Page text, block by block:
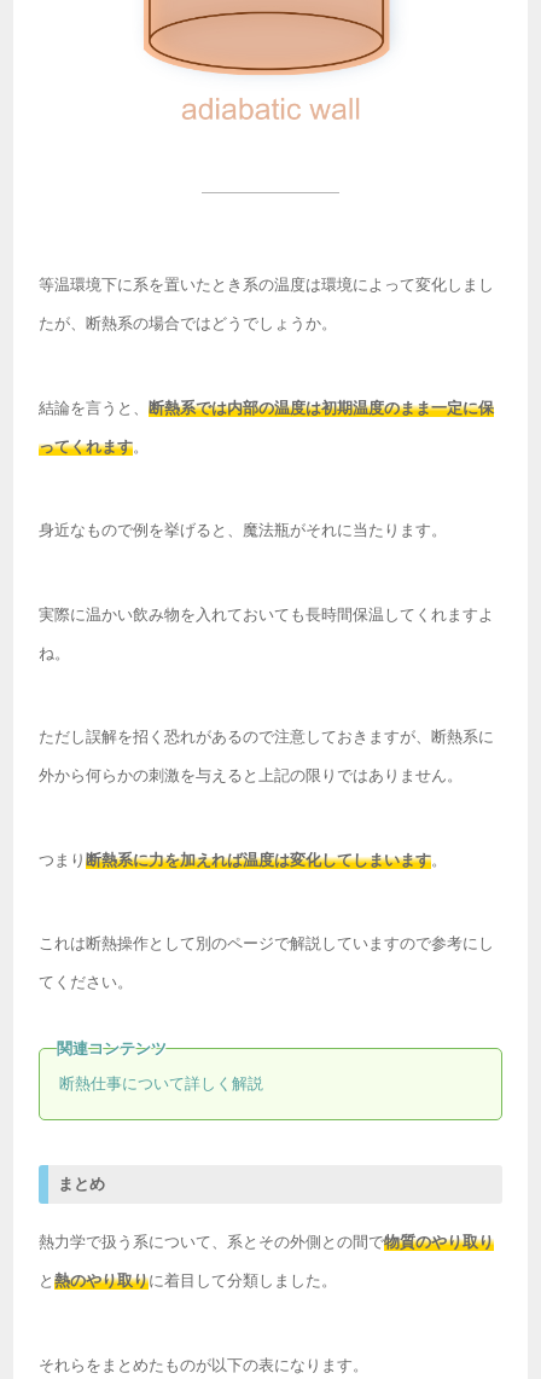
等温環境下に系を置いたとき系の温度は環境によって変化しまし
たが、断熱系の場合ではどうでしょうか。
結論を言うと、断熱系では内部の温度は初期温度のまま一定に保
ってくれます。
身近なもので例を挙げると、魔法瓶がそれに当たります。
実際に温かい飲み物を入れておいても長時間保温してくれますよ
ね。
ただし誤解を招く恐れがあるので注意しておきますが、断熱系に
外から何らかの刺激を与えると上記の限りではありません。
つまり断熱系に力を加えれば温度は変化してしまいます。
これは断熱操作として別のページで解説していますので参考にし
てください。
断熱仕事について詳しく解説
まとめ
熱力学で扱う系について、系とその外側との間で物質のやり取り
と熱のやり取りに着目して分類しました。
それらをまとめたものが以下の表になります。